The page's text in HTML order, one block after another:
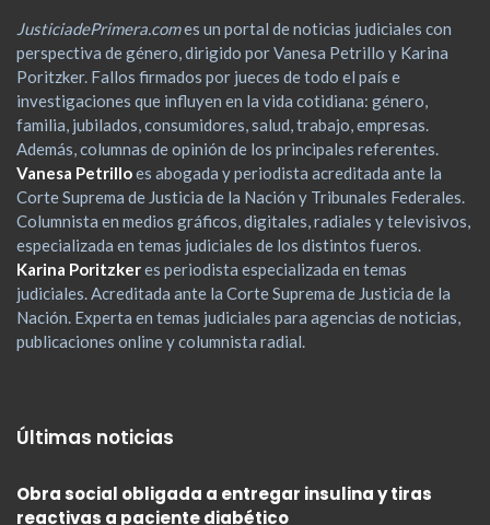
JusticiadePrimera.comes un portal de noticias judiciales con
perspectiva de género, dirigido por Vanesa Petrillo y Karina
Poritzker. Fallos firmados por jueces de todo el país e
investigaciones que influyen en la vida cotidiana: género,
familia, jubilados, consumidores, salud, trabajo, empresas.
Además, columnas de opinión de los principales referentes.
Vanesa Petrilloes abogada y periodista acreditada ante la
Corte Suprema de Justicia de la Nación y Tribunales Federales.
Columnista en medios gráficos, digitales, radiales y televisivos,
especializada en temas judiciales de los distintos fueros.
Karina Poritzkeres periodista especializada en temas
judiciales. Acreditada ante la Corte Suprema de Justicia de la
Nación. Experta en temas judiciales para agencias de noticias,
publicaciones online y columnista radial.
Últimas noticias
Obra social obligada a entregar insulina y tiras
reactivas a paciente diabético